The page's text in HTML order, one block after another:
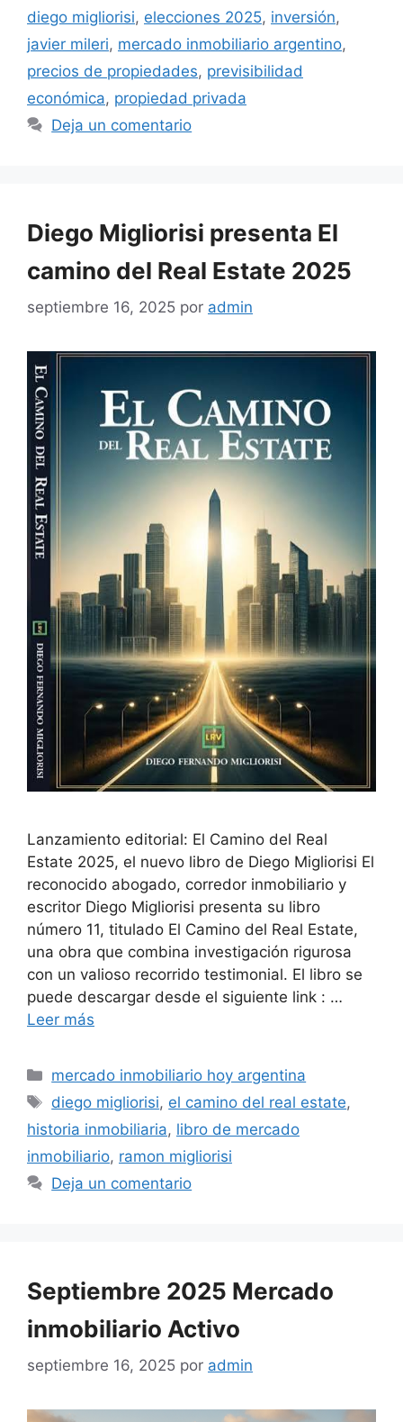
diego migliorisi, elecciones 2025, inversión,
javier mileri, mercado inmobiliario argentino,
precios de propiedades, previsibilidad
económica, propiedad privada
Deja un comentario
Diego Migliorisi presenta El
camino del Real Estate 2025
septiembre 16, 2025 por admin
Lanzamiento editorial: El Camino del Real
Estate 2025, el nuevo libro de Diego Migliorisi El
reconocido abogado, corredor inmobiliario y
escritor Diego Migliorisi presenta su libro
número 11, titulado El Camino del Real Estate,
una obra que combina investigación rigurosa
con un valioso recorrido testimonial. El libro se
puede descargar desde el siguiente link : …
Leer más
Categorías
mercado inmobiliario hoy argentina
Etiquetas
diego migliorisi, el camino del real estate,
historia inmobiliaria, libro de mercado
inmobiliario, ramon migliorisi
Deja un comentario
Septiembre 2025 Mercado
inmobiliario Activo
septiembre 16, 2025 por admin